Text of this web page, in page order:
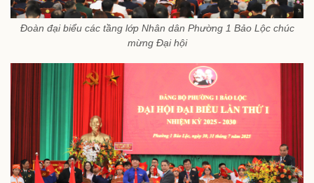
Đoàn đại biểu các tầng lớp Nhân dân Phường 1 Bảo Lộc chúc
mừng Đại hội